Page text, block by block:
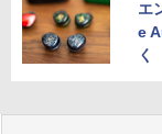
エ
e
く